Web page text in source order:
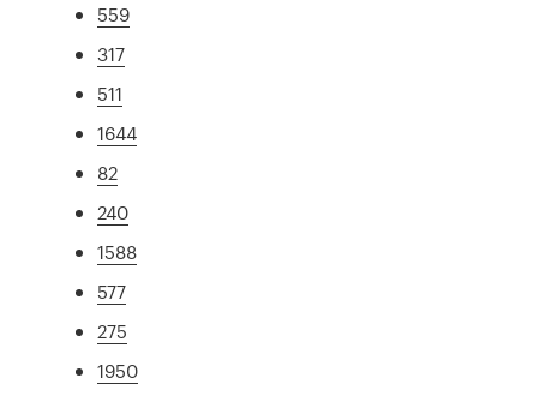
559
317
511
1644
82
240
1588
577
275
1950